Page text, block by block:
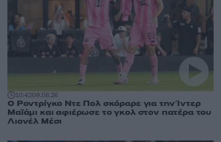
10:4209.08.26
Ο Ροντρίγκο Ντε Πολ σκόραρε για την Ίντερ
Μαϊάμι και αφιέρωσε το γκολ στον πατέρα του
Λιονέλ Μέσι